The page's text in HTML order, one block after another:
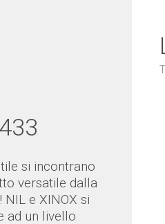
si incontrano
versatile dalla
e XINOX si
ad un livello